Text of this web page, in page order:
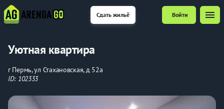
Сдать жильё Войти menu
Уютная квартира
г Пермь, ул Стахановская, д 52а
ID: 102333